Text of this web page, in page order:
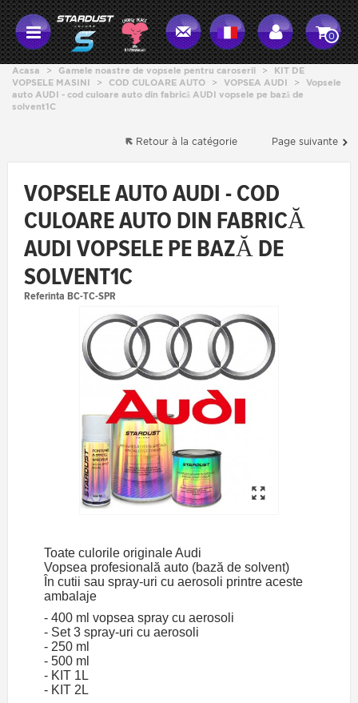
0
Acasa > Gamele noastre de vopsele pentru caroserii >
KIT DE
VOPSELE MASINI
> COD CULOARE AUTO > VOPSEA AUDI >
Vopsele
auto AUDI - cod culoare auto din fabrică AUDI vopsele pe bază de
solvent1C
Page suivante
Retour à la catégorie
VOPSELE AUTO AUDI - COD
CULOARE AUTO DIN FABRICĂ
AUDI VOPSELE PE BAZĂ DE
SOLVENT1C
Referinta BC-TC-SPR
Toate culorile originale Audi
Vopsea profesională auto (bază de solvent)
În cutii sau spray-uri cu aerosoli printre aceste
ambalaje
- 400 ml vopsea spray cu aerosoli
- Set 3 spray-uri cu aerosoli
- 250 ml
- 500 ml
- KIT 1L
- KIT 2L